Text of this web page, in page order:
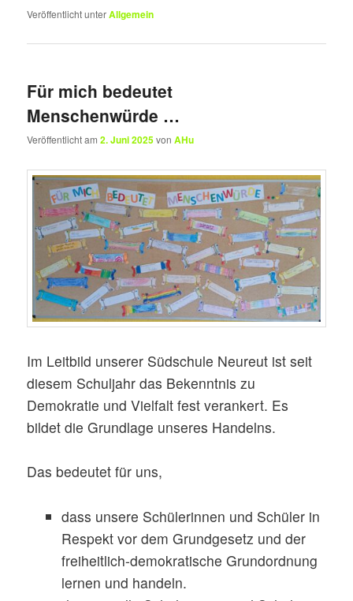
Veröffentlicht unterAllgemein
Für mich bedeutet
Menschenwürde …
Veröffentlicht am2. Juni 2025vonAHu
Im Leitbild unserer Südschule Neureut ist seit
diesem Schuljahr das Bekenntnis zu
Demokratie und Vielfalt fest verankert. Es
bildet die Grundlage unseres Handelns.
Das bedeutet für uns,
dass unsere Schülerinnen und Schüler in
Respekt vor dem Grundgesetz und der
freiheitlich-demokratische Grundordnung
lernen und handeln.